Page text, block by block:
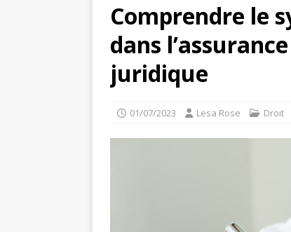
Comprendre le
dans
juridique
01/07/2023 Lesa Rose Droit